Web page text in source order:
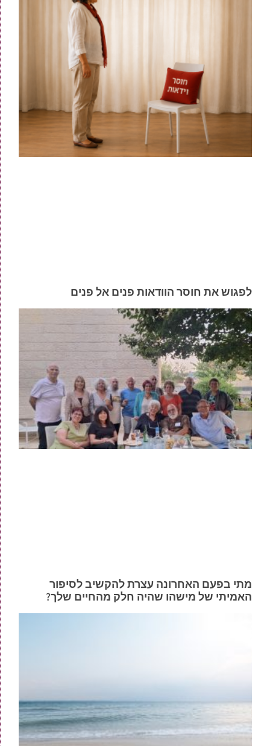
לפגוש את חוסר הוודאות פנים אל פנים
מתי בפעם האחרונה עצרת להקשיב לסיפור
האמיתי של מישהו שהיה חלק מהחיים שלך?